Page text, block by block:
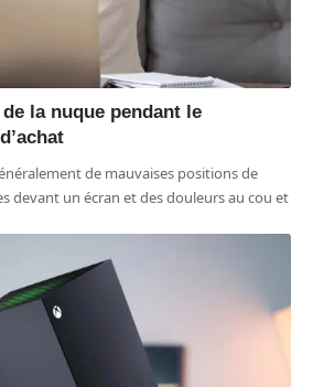
la nuque pendant le
de mauvaises positions de
devant un écran et des douleurs au cou et